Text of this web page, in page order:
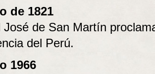
de 1821
José de San Martín
del Perú.
1966